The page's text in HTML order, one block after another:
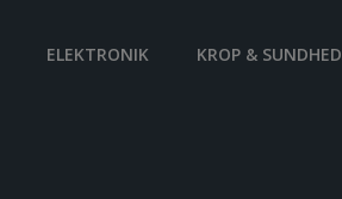
ELEKTRONIK KROP & SUNDHED